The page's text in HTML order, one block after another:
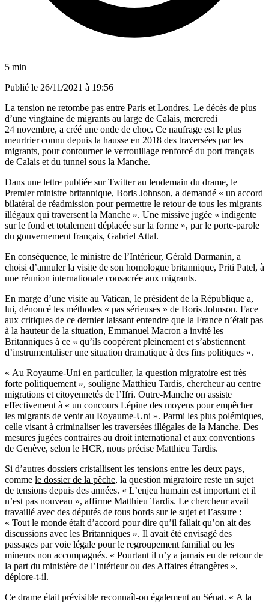
5 min
Publié le 26/11/2021 à 19:56
La tension ne retombe pas entre Paris et Londres. Le décès de plus
d’une vingtaine de migrants au large de Calais, mercredi
24 novembre, a créé une onde de choc. Ce naufrage est le plus
meurtrier connu depuis la hausse en 2018 des traversées par les
migrants, pour contourner le verrouillage renforcé du port français
de Calais et du tunnel sous la Manche.
Dans une lettre publiée sur Twitter au lendemain du drame, le
Premier ministre britannique, Boris Johnson, a demandé « un accord
bilatéral de réadmission pour permettre le retour de tous les migrants
illégaux qui traversent la Manche ». Une missive jugée « indigente
sur le fond et totalement déplacée sur la forme », par le porte-parole
du gouvernement français, Gabriel Attal.
En conséquence, le ministre de l’Intérieur, Gérald Darmanin, a
choisi d’annuler la visite de son homologue britannique, Priti Patel, à
une réunion internationale consacrée aux migrants.
En marge d’une visite au Vatican, le président de la République a,
lui, dénoncé les méthodes « pas sérieuses » de Boris Johnson. Face
aux critiques de ce dernier laissant entendre que la France n’était pas
à la hauteur de la situation, Emmanuel Macron a invité les
Britanniques à ce « qu’ils coopèrent pleinement et s’abstiennent
d’instrumentaliser une situation dramatique à des fins politiques ».
« Au Royaume-Uni en particulier, la question migratoire est très
forte politiquement », souligne Matthieu Tardis, chercheur au centre
migrations et citoyennetés de l’Ifri. Outre-Manche on assiste
effectivement à « un concours Lépine des moyens pour empêcher
les migrants de venir au Royaume-Uni ». Parmi les plus polémiques,
celle visant à criminaliser les traversées illégales de la Manche. Des
mesures jugées contraires au droit international et aux conventions
de Genève, selon le HCR, nous précise Matthieu Tardis.
Si d’autres dossiers cristallisent les tensions entre les deux pays,
comme le dossier de la pêche, la question migratoire reste un sujet
de tensions depuis des années. « L’enjeu humain est important et il
n’est pas nouveau », affirme Matthieu Tardis. Le chercheur avait
travaillé avec des députés de tous bords sur le sujet et l’assure :
« Tout le monde était d’accord pour dire qu’il fallait qu’on ait des
discussions avec les Britanniques ». Il avait été envisagé des
passages par voie légale pour le regroupement familial ou les
mineurs non accompagnés. « Pourtant il n’y a jamais eu de retour de
la part du ministère de l’Intérieur ou des Affaires étrangères »,
déplore-t-il.
Ce drame était prévisible reconnaît-on également au Sénat. « A la